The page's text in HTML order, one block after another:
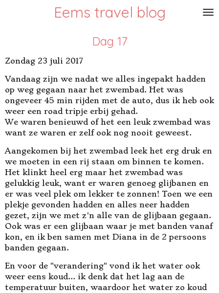
Eems travel blog
Dag 17
Zondag 23 juli 2017
Vandaag zijn we nadat we alles ingepakt hadden
op weg gegaan naar het zwembad. Het was
ongeveer 45 min rijden met de auto, dus ik heb ook
weer een road tripje erbij gehad.
We waren benieuwd of het een leuk zwembad was
want ze waren er zelf ook nog nooit geweest.
Aangekomen bij het zwembad leek het erg druk en
we moeten in een rij staan om binnen te komen.
Het klinkt heel erg maar het zwembad was
gelukkig leuk, want er waren genoeg glijbanen en
er was veel plek om lekker te zonnen! Toen we een
plekje gevonden hadden en alles neer hadden
gezet, zijn we met z'n alle van de glijbaan gegaan.
Ook was er een glijbaan waar je met banden vanaf
kon, en ik ben samen met Diana in de 2 persoons
banden gegaan.
En voor de "verandering" vond ik het water ook
weer eens koud... ik denk dat het lag aan de
temperatuur buiten, waardoor het water zo koud